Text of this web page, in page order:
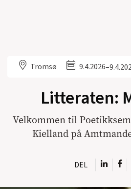
Tromsø 9.4.2026–
Litteraten:
Velkommen til
Kielland på
DEL